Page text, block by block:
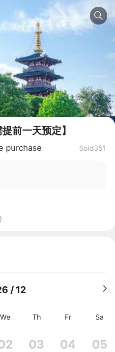
前一天预定】
purchase Sold351
/ 12
We Th Fr Sa
03 04 05